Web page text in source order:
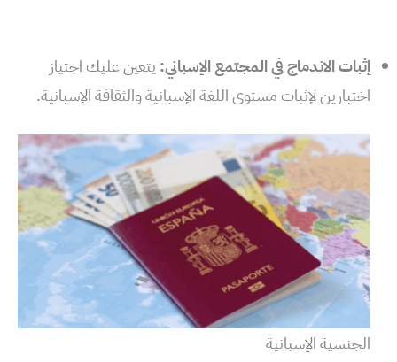
إثبات الاندماج في المجتمع الإسباني: يتعين عليك اجتياز
اختبارين لإثبات مستوى اللغة الإسبانية والثقافة الإسبانية.
الجنسية الإسبانية